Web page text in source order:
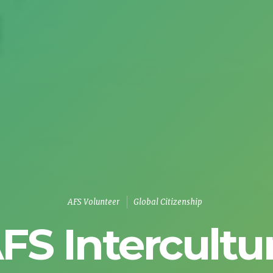
AFS Volunteer Global Citizenship